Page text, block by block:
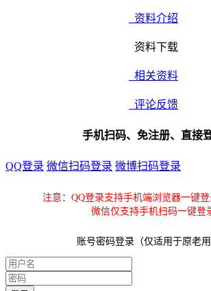
资料介绍
资料下载
相关资料
评论反馈
手机扫码、免注册、直接
QQ登录 微信扫码登录 微博扫码登录
注意：QQ登录支持手机端浏览器一键
微信仅支持手机扫码一键登
账号密码登录（仅适用于原老用